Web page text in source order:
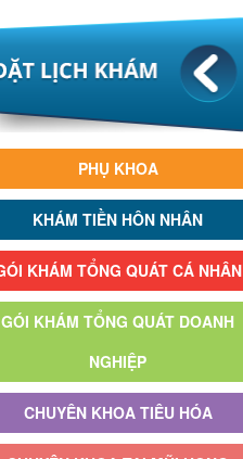
PHỤ KHOA
KHÁM TIỀN HÔN NHÂN
KHÁM TỔNG QUÁT CÁ NHÂN
GÓI KHÁM TỔNG QUÁT DOANH
NGHIỆP
CHUYÊN KHOA TIÊU HÓA